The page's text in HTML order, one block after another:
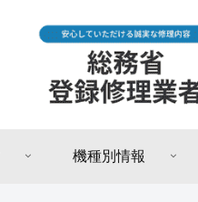
機種別情報